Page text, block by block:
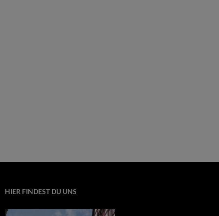
HIER FINDEST DU UNS